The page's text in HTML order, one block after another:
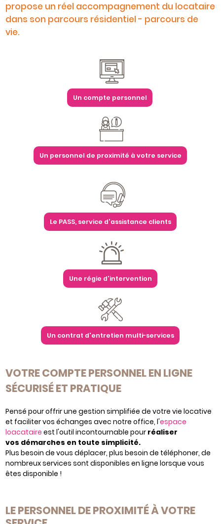
propose un réel accompagnement du locataire
dans son parcours résidentiel - parcours de
vie.
Un compte personnel
Un personnel de proximité à votre service
Le PASS, service d'assistance clients
Une régie d'intervention
Un contrat d'entretien multi-services
VOTRE COMPTE PERSONNEL EN LIGNE
SÉCURISÉ ET PRATIQUE
Pensé pour offrir une gestion simplifiée de votre vie locative
et faciliter vos échanges avec notre office, l'espace
loacataire est l'outil incontournable pour réaliser
vos démarches en toute simplicité.
Plus besoin de vous déplacer, plus besoin de téléphoner, de
nombreux services sont disponibles en ligne lorsque vous
êtes disponible !
LE PERSONNEL DE PROXIMITÉ À VOTRE